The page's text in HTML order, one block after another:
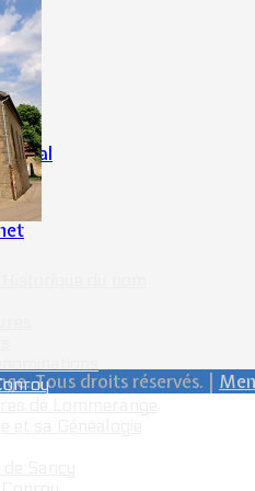
de Lommerange
et sa Généalogie
Sancy
Tous droits réservés. |